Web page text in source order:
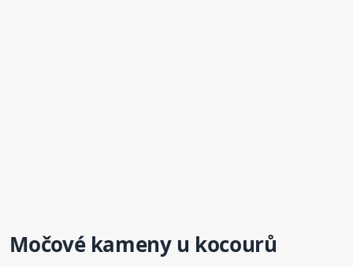
Močové kameny u kocourů